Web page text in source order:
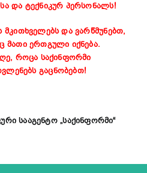
და ტექნიკურ პერსონალს!
მკითხველებს და ვარწმუნებთ,
მათი ერთგული იქნება.
, როცა საქინფორმი
გაცნობებთ!
სააგენტო „საქინფორმი“